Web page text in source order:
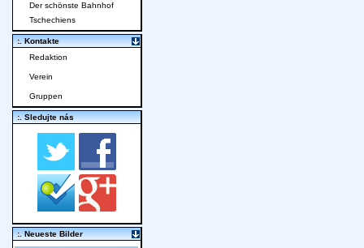
Der schönste Bahnhof
Tschechiens
:. Kontakte
Redaktion
Verein
Gruppen
:. Sledujte nás
:. Neueste Bilder